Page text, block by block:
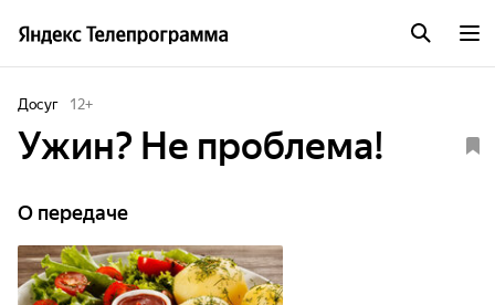
Досуг 12+
Ужин? Не проблема!
О передаче